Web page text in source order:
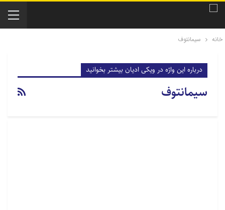
خانه سیمانتوف
درباره این واژه در ویکی ادیان بیشتر بخوانید
سیمانتوف